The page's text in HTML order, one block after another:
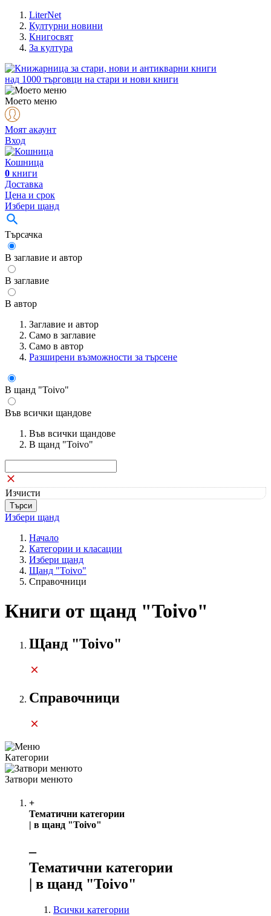
LiterNet
Културни новини
Книгосвят
За култура
над 1000 търговци на стари и нови книги
Моето меню
Моят акаунт
Вход
Кошница
0 книги
Доставка
Цена и срок
Избери щанд
Търсачка
В заглавие и автор
В заглавие
В автор
Заглавие и автор
Само в заглавие
Само в автор
Разширени възможности за търсене
В щанд "Toivo"
Във всички щандове
Във всички щандове
В щанд "Toivo"
Изчисти
Избери щанд
Начало
Категории и класации
Избери щанд
Щанд "Toivo"
Справочници
Книги от щанд "Toivo"
Щанд "Toivo"
Справочници
Категории
Затвори менюто
+
Тематични категории
| в щанд "Toivo"
‒
Тематични категории
| в щанд "Toivo"
Всички категории